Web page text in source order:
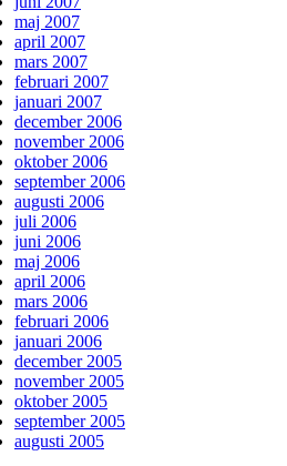
maj 2007
april 2007
mars 2007
februari 2007
januari 2007
december 2006
november 2006
oktober 2006
september 2006
augusti 2006
juli 2006
juni 2006
maj 2006
april 2006
mars 2006
februari 2006
januari 2006
december 2005
november 2005
oktober 2005
september 2005
augusti 2005